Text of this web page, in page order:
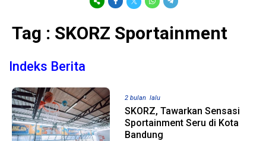
Tag : SKORZ Sportainment
Indeks Berita
2 bulan lalu
SKORZ, Tawarkan Sensasi
Sportainment Seru di Kota
Bandung